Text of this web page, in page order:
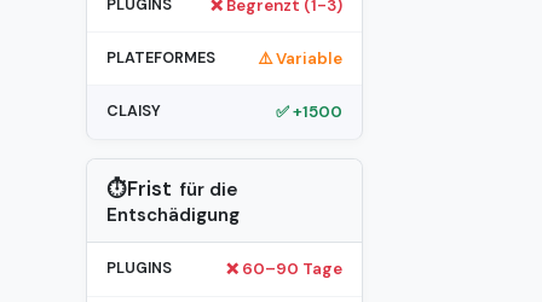
❌ Begrenzt (1-3)
⚠️ Variable
✅ +1500
⏱️Frist für die
Entschädigung
❌ 60–90 Tage